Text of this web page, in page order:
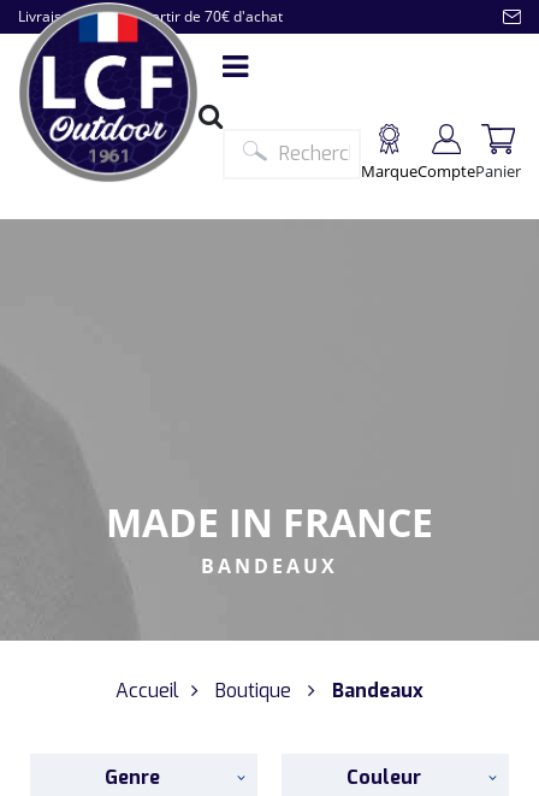
Livraison offerte à partir de 70€ d'achat
MarqueComptePanier
MADE IN FRANCE
BANDEAUX
Accueil Boutique Bandeaux
Genre Couleur